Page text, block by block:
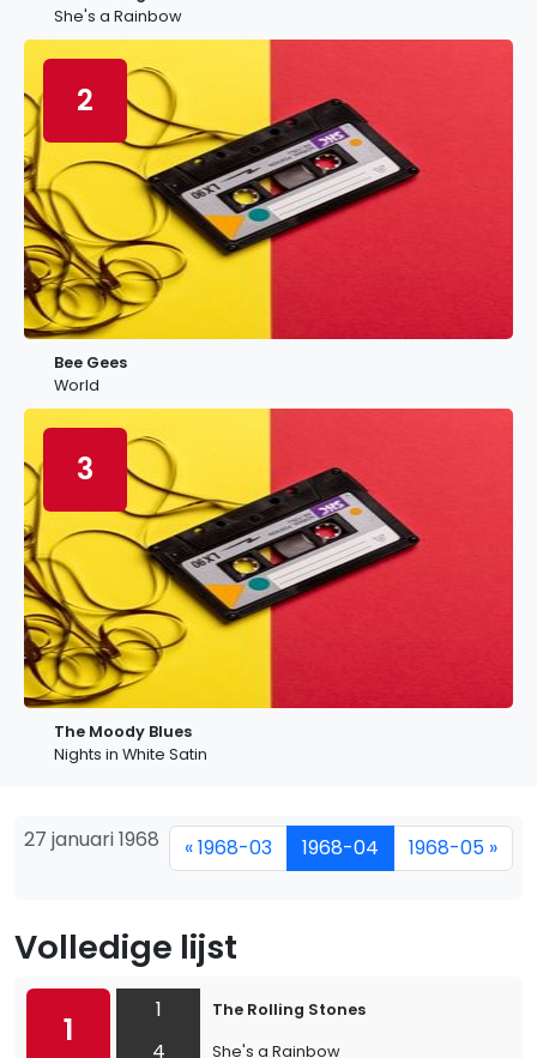
She's a Rainbow
2
Bee Gees
World
3
The Moody Blues
Nights in White Satin
27 januari 1968 « 1968-03 1968-04 1968-05 »
Volledige lijst
1
1
4
The Rolling Stones
She's a Rainbow